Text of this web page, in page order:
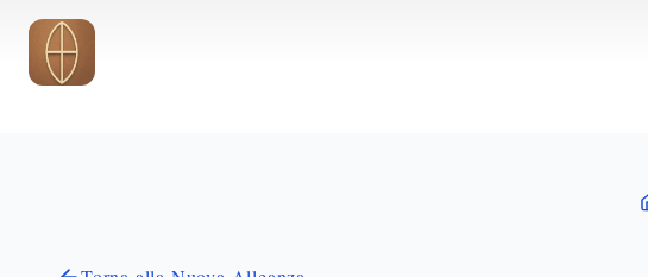
Vai al contenuto principale